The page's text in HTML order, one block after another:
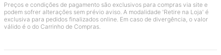
Preços e condições de pagamento são exclusivos para compras via site e
podem sofrer alterações sem prévio aviso. A modalidade 'Retire na Loja' é
exclusiva para pedidos finalizados online. Em caso de divergência, o valor
válido é o do Carrinho de Compras.